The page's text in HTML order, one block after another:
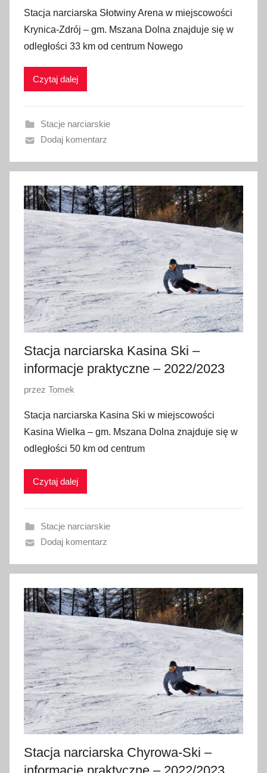
u
b
l
i
a
n
1
0
s
t
y
c
z
n
i
a
0
0
Stacja narciarska Słotwiny Arena w miejscowości
Krynica-Zdrój – gm. Mszana Dolna znajduje się w
odległości 33 km od centrum Nowego
Czytaj dalej
Stacje narciarskie
Dodaj komentarz
Stacja narciarska Kasina Ski –
informacje praktyczne – 2022/2023
O
u
b
l
i
a
n
1
0
s
t
y
c
z
n
i
a
0
przez Tomek
Stacja narciarska Kasina Ski w miejscowości
Kasina Wielka – gm. Mszana Dolna znajduje się w
odległości 50 km od centrum
Czytaj dalej
Stacje narciarskie
Dodaj komentarz
Stacja narciarska Chyrowa-Ski –